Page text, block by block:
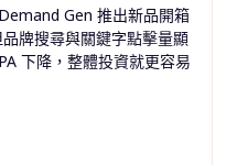
Gen 推出新品開箱
牌搜尋與關鍵字點擊量顯
下降，整體投資就更容易